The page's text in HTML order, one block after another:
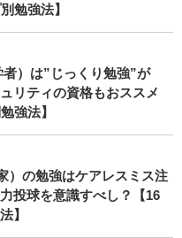
勉強法】
）は”じっくり勉強”が
リティの資格もおススメ
強法】
）の勉強はケアレスミス注
投球を意識すべし？【16
】